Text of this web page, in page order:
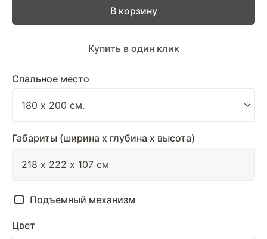
Спальное место
Габариты (ширина х глубина х высота)
Подъемный механизм
Цвет
В корзину
Купить в один клик